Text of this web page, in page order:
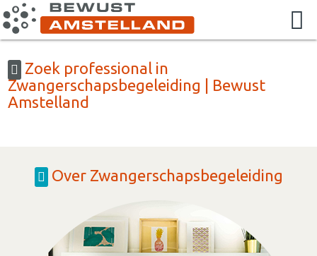
Zoek professional in
Zwangerschapsbegeleiding | Bewust
Amstelland
Over Zwangerschapsbegeleiding